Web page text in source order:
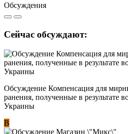
Обсуждения
Сейчас обсуждают:
Обсуждение Компенсация для
ранения, полученные в результате
Украины
В